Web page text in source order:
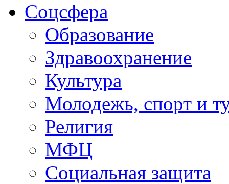
Соцсфера
Образование
Здравоохранение
Культура
Молодежь, спорт и
Религия
МФЦ
Социальная защита